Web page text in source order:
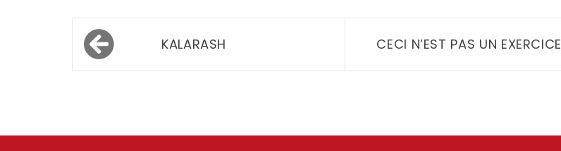
Navigation
de
KALARASH CECI N’EST PAS UN EXERCICE